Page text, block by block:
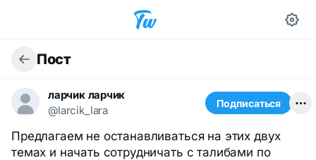
Пост
ларчик ларчик
@larcik_lara
Подписаться
Предлагаем не останавливаться на этих двух
темах и начать сотрудничать с талибами по